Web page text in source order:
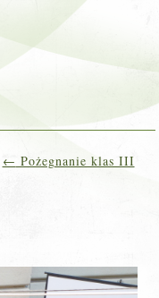
← Pożegnanie klas III